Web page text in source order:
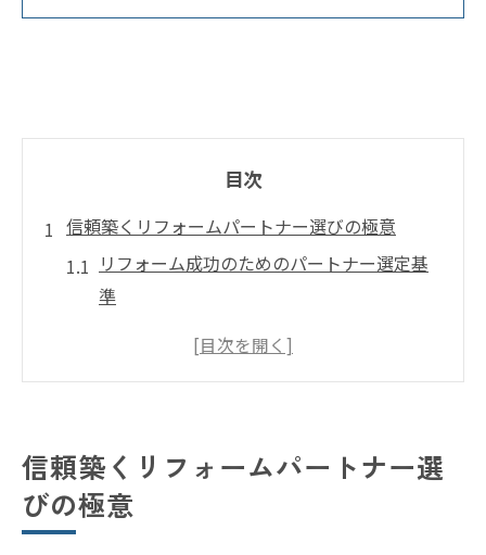
目次
信頼築くリフォームパートナー選びの極意
リフォーム成功のためのパートナー選定基
準
信頼できるリフォーム業者の見極め方とは
悪質業者を見抜くためのリフォーム基礎知識
リフォーム悪質業者の手口と注意点
信頼築くリフォームパートナー選
びの極意